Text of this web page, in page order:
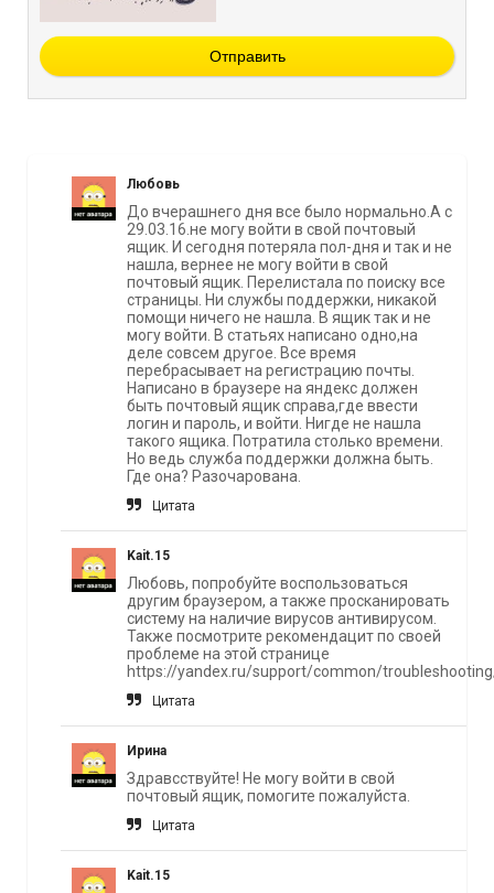
Отправить
Любовь
До вчерашнего дня все было нормально.А с
29.03.16.не могу войти в свой почтовый
ящик. И сегодня потеряла пол-дня и так и не
нашла, вернее не могу войти в свой
почтовый ящик. Перелистала по поиску все
страницы. Ни службы поддержки, никакой
помощи ничего не нашла. В ящик так и не
могу войти. В статьях написано одно,на
деле совсем другое. Все время
перебрасывает на регистрацию почты.
Написано в браузере на яндекс должен
быть почтовый ящик справа,где ввести
логин и пароль, и войти. Нигде не нашла
такого ящика. Потратила столько времени.
Но ведь служба поддержки должна быть.
Где она? Разочарована.
Цитата
Kait.15
Любовь, попробуйте воспользоваться
другим браузером, а также просканировать
систему на наличие вирусов антивирусом.
Также посмотрите рекомендацит по своей
проблеме на этой странице
https://yandex.ru/support/common/
Цитата
Ирина
Здравсствуйте! Не могу войти в свой
почтовый ящик, помогите пожалуйста.
Цитата
Kait.15